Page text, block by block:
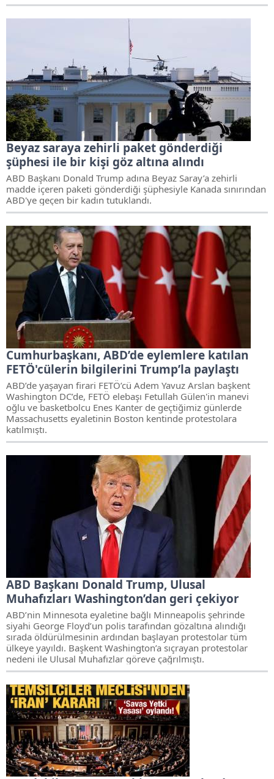
Beyaz saraya zehirli paket gönderdiği
şüphesi ile bir kişi göz altına alındı
ABD Başkanı Donald Trump adına Beyaz Saray’a zehirli
madde içeren paketi gönderdiği şüphesiyle Kanada sınırından
ABD'ye geçen bir kadın tutuklandı.
Cumhurbaşkanı, ABD’de eylemlere katılan
FETÖ'cülerin bilgilerini Trump’la paylaştı
ABD’de yaşayan firari FETÖ’cü Adem Yavuz Arslan başkent
Washington DC’de, FETÖ elebaşı Fetullah Gülen'in manevi
oğlu ve basketbolcu Enes Kanter de geçtiğimiz günlerde
Massachusetts eyaletinin Boston kentinde protestolara
katılmıştı.
ABD Başkanı Donald Trump, Ulusal
Muhafızları Washington’dan geri çekiyor
ABD’nin Minnesota eyaletine bağlı Minneapolis şehrinde
siyahi George Floyd’un polis tarafından gözaltına alındığı
sırada öldürülmesinin ardından başlayan protestolar tüm
ülkeye yayıldı. Başkent Washington’a sıçrayan protestolar
nedeni ile Ulusal Muhafızlar göreve çağrılmıştı.